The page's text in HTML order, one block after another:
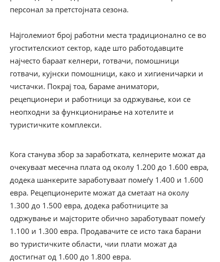
персонал за претстојната сезона.
Најголемиот број работни места традиционално се во
угостителскиот сектор, каде што работодавците
најчесто бараат келнери, готвачи, помошници
готвачи, кујнски помошници, како и хигиеничарки и
чистачки. Покрај тоа, бараме аниматори,
рецепционери и работници за одржување, кои се
неопходни за функционирање на хотелите и
туристичките комплекси.
Кога станува збор за заработката, келнерите можат да
очекуваат месечна плата од околу 1.200 до 1.600 евра,
додека шанкерите заработуваат помеѓу 1.400 и 1.600
евра. Рецепционерите можат да сметаат на околу
1.300 до 1.500 евра, додека работниците за
одржување и мајсторите обично заработуваат помеѓу
1.100 и 1.300 евра. Продавачите се исто така барани
во туристичките области, чии плати можат да
достигнат од 1.600 до 1.800 евра.